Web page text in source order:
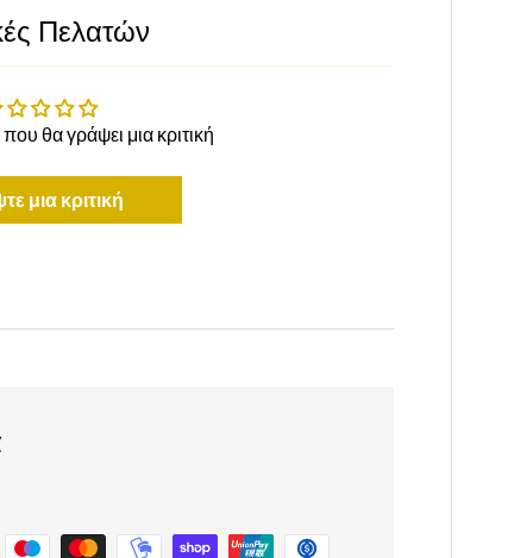
Πελατών
θα γράψει μια κριτική
μια κριτική